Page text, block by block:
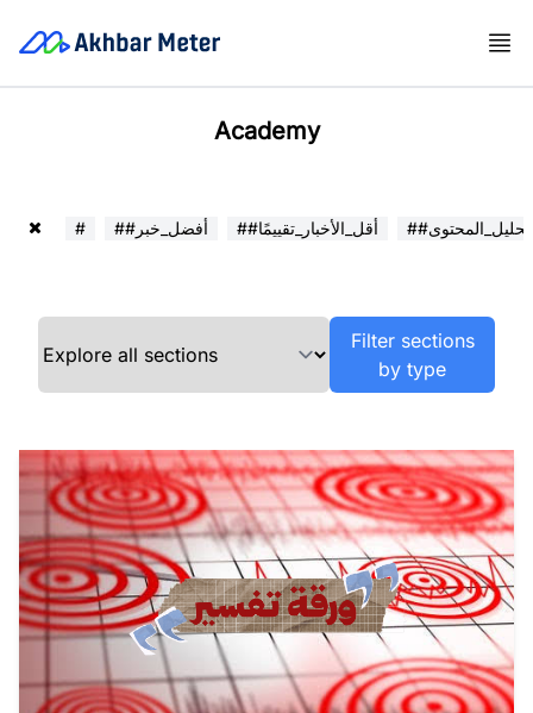
Academy
# ##أفضل_خبر ##أقل_الأخبار_تقييمًا ##تحليل_المحتوى
Filter sections
by type